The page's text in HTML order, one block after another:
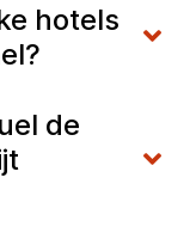
hotels
de